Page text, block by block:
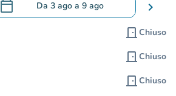
calendar_today Da 3 ago a 9 ago
.Aprire il calendario per modificare le
chevron_right
door_front Chiuso
door_front Chiuso
door_front Chiuso